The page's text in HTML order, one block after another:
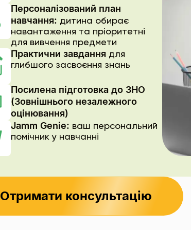
Персоналізований план
навчання: дитина обирає
навантаження та пріоритетні
для вивчення предмети
Практични завдання для
глибшого засвоєння знань
Посилена підготовка до ЗНО
(Зовнішнього незалежного
оцінювання)
Jamm Genie: ваш персональний
помічник у навчанні
Отримати консультацію